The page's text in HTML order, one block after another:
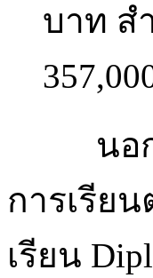
บาท ส
นอ
การเรีย
เรียน